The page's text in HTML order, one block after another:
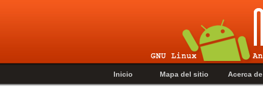
Inicio Mapa del sitio Acerca de